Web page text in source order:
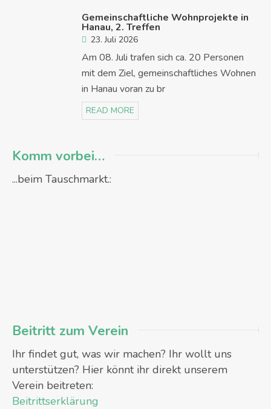
Gemeinschaftliche Wohnprojekte in
Hanau, 2. Treffen
23. Juli 2026
Am 08. Juli trafen sich ca. 20 Personen
mit dem Ziel, gemeinschaftliches Wohnen
in Hanau voran zu br
READ MORE
Komm vorbei…
...beim Tauschmarkt.:
Beitritt zum Verein
Ihr findet gut, was wir machen? Ihr wollt uns
unterstützen? Hier könnt ihr direkt unserem
Verein beitreten:
Beitrittserklärung